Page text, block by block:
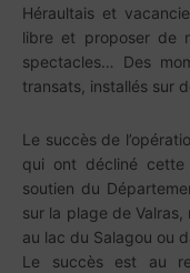
Héraultais et
libre et proposer de
spectacles… Des
transats, installés sur
Le succès de
qui ont décliné
soutien du
sur la plage de Valras,
au lac du Salagou ou
Le succès est au